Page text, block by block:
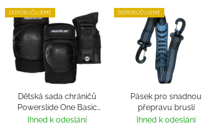
DOPORUČUJEME
Dětská sada chráničů
Powerslide One Basic
Kids
Ihned k odeslání
DOPORUČUJEME
Pásek pro snadnou
přepravu bruslí
Ihned k odeslání